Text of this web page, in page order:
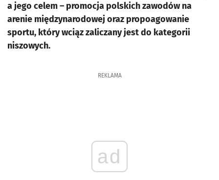
a jego celem – promocja polskich zawodów na
arenie międzynarodowej oraz propoagowanie
sportu, który wciąz zaliczany jest do kategorii
niszowych.
REKLAMA
ad